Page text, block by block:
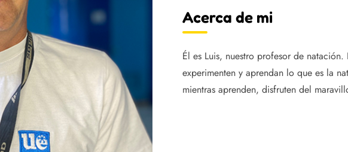
Acerca de mi
Él es Luis, nuestro profesor de
experimenten y aprendan lo que es la
mientras aprenden, disfruten del